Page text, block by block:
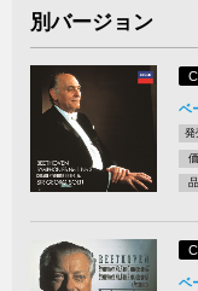
別バージョン
ベ
発
ベ